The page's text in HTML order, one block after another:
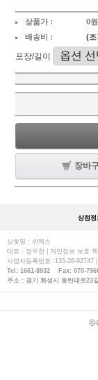
상품가 :
0원
배송비 :
(조
포장/길이
장바
상점정
상호명 : 쉬멕스
대표 : 장우천 | 개인정보 보호
사업자등록번호 :135-26-92747
Tel: 1661-8832 Fax: 070-
주소 : 경기 화성시 동탄대로23
ⓒ